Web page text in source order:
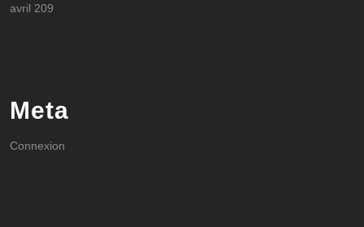
avril 209
Meta
Connexion